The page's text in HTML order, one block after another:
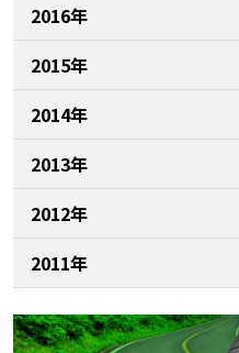
2016年
2015年
2014年
2013年
2012年
2011年